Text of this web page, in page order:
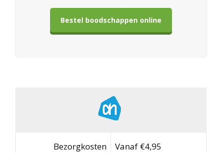
Bestel boodschappen online
Bezorgkosten Vanaf €4,95